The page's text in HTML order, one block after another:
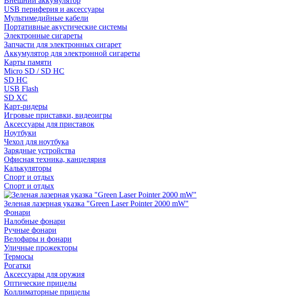
USB периферия и аксессуары
Мультимедийные кабели
Портативные акустические системы
Электронные сигареты
Запчасти для электронных сигарет
Аккумулятор для электронной сигареты
Карты памяти
Micro SD / SD HC
SD HC
USB Flash
SD XC
Карт-ридеры
Игровые приставки, видеоигры
Аксессуары для приставок
Ноутбуки
Чехол для ноутбука
Зарядные устройства
Офисная техника, канцелярия
Калькуляторы
Спорт и отдых
Спорт и отдых
Зеленая лазерная указка "Green Laser Pointer 2000 mW"
Фонари
Налобные фонари
Ручные фонари
Велофары и фонари
Уличные прожекторы
Термосы
Рогатки
Аксессуары для оружия
Оптические прицелы
Коллиматорные прицелы